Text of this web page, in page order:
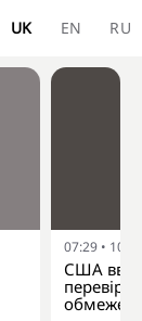
UK EN RU
07:29 •
США